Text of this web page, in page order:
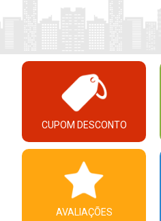
CUPOM DESCONTO
AVALIAÇÕES